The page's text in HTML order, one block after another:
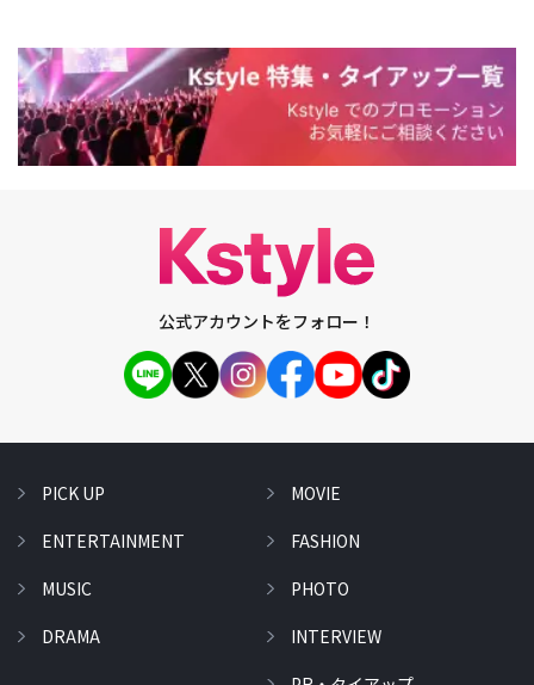
公式アカウントをフォロー！
PICK UP
ENTERTAINMENT
MUSIC
DRAMA
MOVIE
FASHION
PHOTO
INTERVIEW